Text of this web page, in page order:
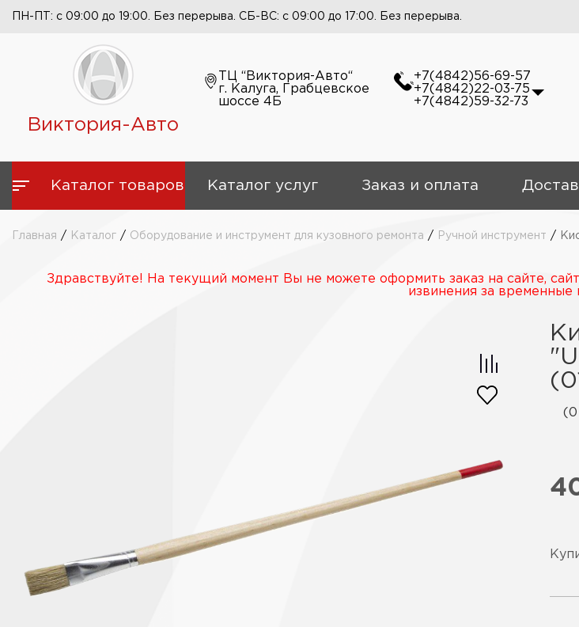
ПН-ПТ: с 09:00 до 19:00. Без перерыва. СБ-ВС: с 09:00 до 17:00. Без перерыва.
Виктория-Авто
ТЦ “Виктория-Авто“
г. Калуга, Грабцевское
шоссе 4Б
+7(4842)56-69-57
+7(4842)22-03-75
+7(4842)59-32-73
Каталог товаров Каталог услуг Заказ и оплата
Главная / Каталог / Оборудование и инструмент для кузовного ремонта / Ручной инструмент /
Здравствуйте! На текущий момент Вы не можете оформить заказ на сайте,
извинения за временные
(0